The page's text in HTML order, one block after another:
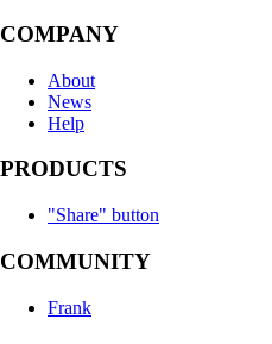
COMPANY
About
News
Help
PRODUCTS
"Share" button
COMMUNITY
Frank